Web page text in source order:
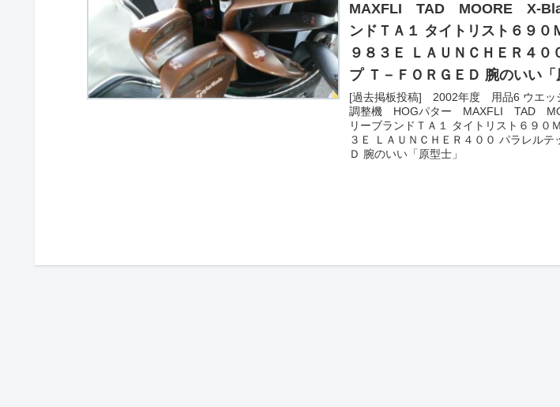
MAXFLI TAD MOORE X-
ンドＴＡ１ タイトリスト６９０
９８３Ｅ ＬＡＵＮＣＨＥＲ４０
プ Ｔ－ＦＯＲＧＥＤ 腕のいい「
[過去掲板投稿] 2002年度 用品6 ウエッ
調整機 HOGパター MAXFLI TAD
リーブランドＴＡ１ タイトリスト６９０
３Ｅ ＬＡＵＮＣＨＥＲ４００ パラレルテ
Ｄ 腕のいい「原型士」